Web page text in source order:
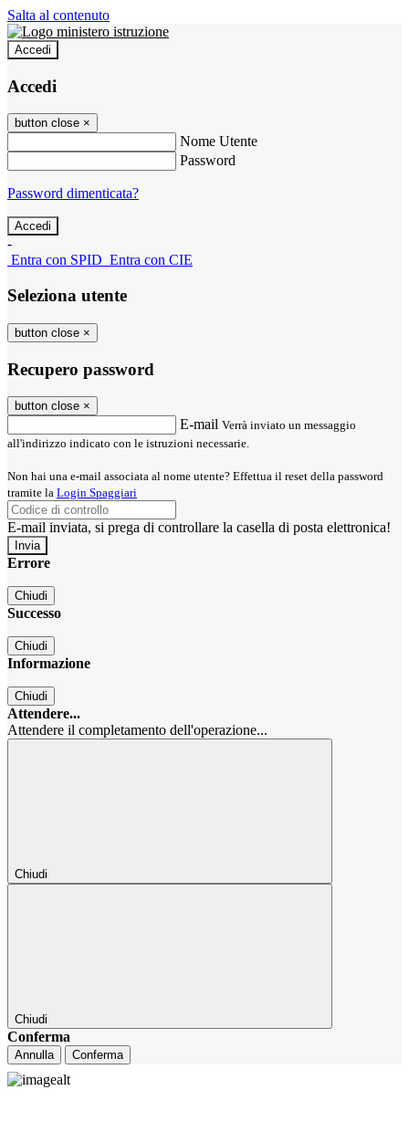
Salta al contenuto
Accedi
Accedi
button close ×
Nome Utente
Password
Password dimenticata?
-
Entra con SPID Entra con CIE
Seleziona utente
button close ×
Recupero password
button close ×
E-mail Verrà inviato un messaggio
all'indirizzo indicato con le istruzioni necessarie.
Non hai una e-mail associata al nome utente? Effettua il reset della password
tramite la Login Spaggiari
E-mail inviata, si prega di controllare la casella di posta elettronica!
Errore
Chiudi
Successo
Chiudi
Informazione
Chiudi
Attendere...
Attendere il completamento dell'operazione...
Chiudi
Chiudi
Conferma
Annulla Conferma